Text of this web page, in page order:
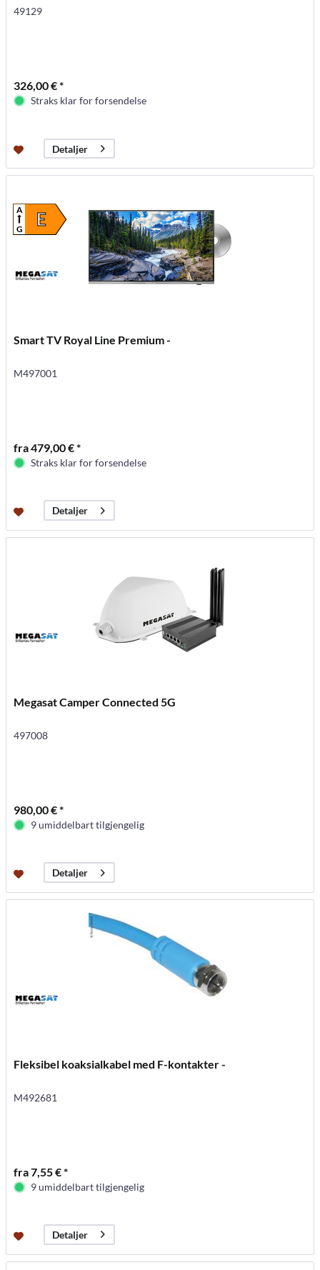
49129
326,00 € *
Straks klar for forsendelse
Detaljer
E
A
G
Smart TV Royal Line Premium -
M497001
fra 479,00 € *
Straks klar for forsendelse
Detaljer
Megasat Camper Connected 5G
497008
980,00 € *
9 umiddelbart tilgjengelig
Detaljer
Fleksibel koaksialkabel med F-kontakter -
M492681
fra 7,55 € *
9 umiddelbart tilgjengelig
Detaljer